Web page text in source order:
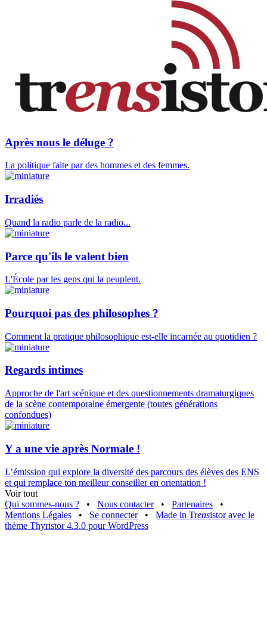
Après nous le déluge ?
La politique faite par des hommes et des femmes.
Irradiés
Quand la radio parle de la radio...
Parce qu'ils le valent bien
L'École par les gens qui la peuplent.
Pourquoi pas des philosophes ?
Comment la pratique philosophique est-elle incarnée au quotidien ?
Regards intimes
Approche de l'art scénique et des questionnements dramaturgiques
de la scène contemporaine émergente (toutes générations
confondues)
Y a une vie après Normale !
L’émission qui explore la diversité des parcours des élèves des ENS
et qui remplace ton meilleur conseiller en orientation !
Voir tout
Qui sommes-nous ?
• Nous contacter • Partenaires
•
Mentions Légales
• Se connecter • Made in Trensistor avec le
thème Thyristor 4.3.0 pour WordPress